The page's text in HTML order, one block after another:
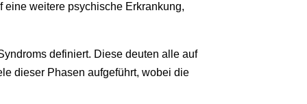
weitere psychische Erkrankung,
definiert. Diese deuten alle auf
dieser Phasen aufgeführt, wobei die